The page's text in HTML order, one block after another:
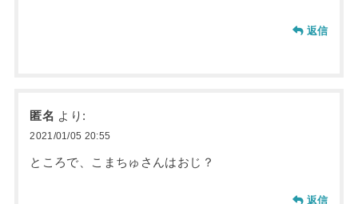
返信
匿名 より:
2021/01/05 20:55
ところで、こまちゅさんはおじ？
返信